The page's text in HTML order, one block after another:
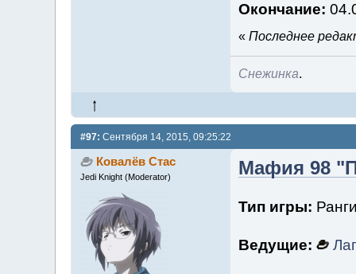
Окончание:
« Последнее
Снежинка.
#97: Сентября 14, 2015, 09:25:22
Ковалёв Стас
Jedi Knight (Moderator) Мафия 98
Тип игры:
Ведущие: